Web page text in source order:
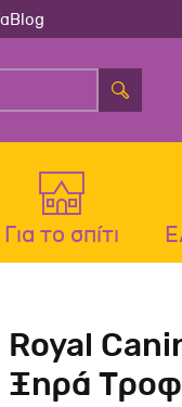
Blog
Μπολ-
Μπολ-
Για το σπίτι
Royal
Ξηρά